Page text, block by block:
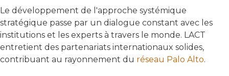
Le développement de l'approche systémique
stratégique passe par un dialogue constant avec les
institutions et les experts à travers le monde. LACT
entretient des partenariats internationaux solides,
contribuant au rayonnement du réseau Palo Alto.